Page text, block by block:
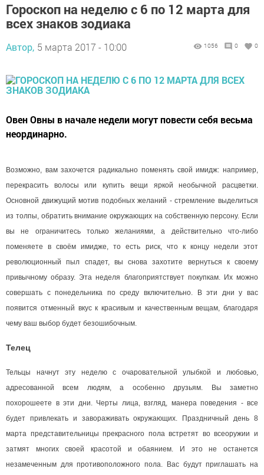
Гороскоп на неделю с 6 по 12 марта для
всех знаков зодиака
Автор, 5 марта 2017 - 10:00 1056 0 0
Овен Овны в начале недели могут повести себя весьма
неординарно.
Возможно, вам захочется радикально поменять свой имидж: например,
перекрасить волосы или купить вещи яркой необычной расцветки.
Основной движущий мотив подобных желаний - стремление выделиться
из толпы, обратить внимание окружающих на собственную персону. Если
вы не ограничитесь только желаниями, а действительно что-либо
поменяете в своём имидже, то есть риск, что к концу недели этот
революционный пыл спадет, вы снова захотите вернуться к своему
привычному образу. Эта неделя благоприятствует покупкам. Их можно
совершать с понедельника по среду включительно. В эти дни у вас
появится отменный вкус к красивым и качественным вещам, благодаря
чему ваш выбор будет безошибочным.
Телец
Тельцы начнут эту неделю с очаровательной улыбкой и любовью,
адресованной всем людям, а особенно друзьям. Вы заметно
похорошеете в эти дни. Черты лица, взгляд, манера поведения - все
будет привлекать и завораживать окружающих. Праздничный день 8
марта представительницы прекрасного пола встретят во всеоружии и
затмят многих своей красотой и обаянием. И это не останется
незамеченным для противоположного пола. Вас будут приглашать на